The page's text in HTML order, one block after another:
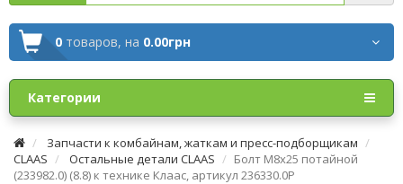
0 товаров, на 0.00грн
Категории
Запчасти к комбайнам, жаткам и пресс-подборщикам
CLAAS
Остальные детали CLAAS
Болт М8х25 потайной
(233982.0) (8.8) к технике Клаас, артикул 236330.0P